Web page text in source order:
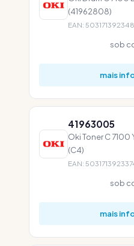
(41962808)
EAN:
sob
mais
41963005
Oki Toner C
(C4)
EAN:
sob
mais